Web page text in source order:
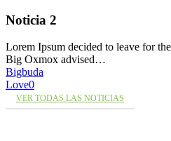
Noticia 2
Lorem Ipsum decided to leave for
Big Oxmox advised…
Bigbuda
Love0
VER TODAS LAS NOTICIAS